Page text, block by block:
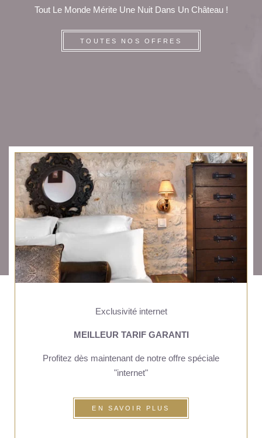
Tout Le Monde Mérite Une Nuit Dans Un Château !
TOUTES NOS OFFRES
Exclusivité internet
MEILLEUR TARIF GARANTI
Profitez dès maintenant de notre offre spéciale
"internet"
EN SAVOIR PLUS
ACCUEIL
OFFRES
AGENDA
CARTES CADEAUX
ACCÈS